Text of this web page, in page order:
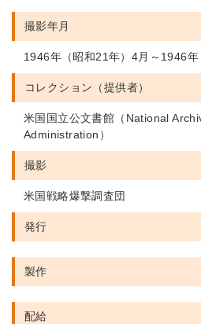
撮影年月
1946年（昭和21年）4月～1946年
コレクション（提供者）
米国国立公文書館（National
Administration）
撮影
米国戦略爆撃調査団
発行
製作
配給